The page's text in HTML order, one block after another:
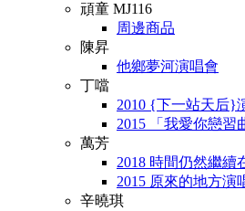
頑童 MJ116
周邊商品
陳昇
他鄉夢河演唱會
丁噹
2010 {下一站天后}
2015 「我愛你戀習
萬芳
2018 時間仍然繼續
2015 原來的地方演
辛曉琪